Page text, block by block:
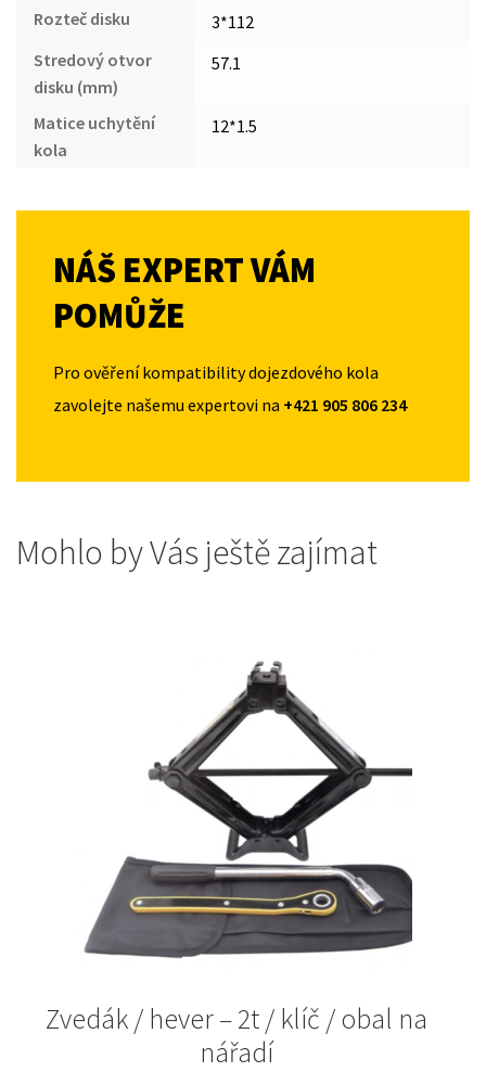
Rozteč disku
3*112
Stredový otvor
disku (mm)
57.1
Matice uchytění
kola
12*1.5
NÁŠ EXPERT VÁM
POMŮŽE
Pro ověření kompatibility dojezdového kola
zavolejte našemu expertovi na +421 905 806 234
Mohlo by Vás ještě zajímat
Zvedák / hever – 2t / klíč / obal na
nářadí